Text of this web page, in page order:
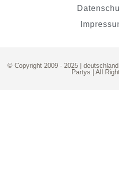
© Copyright 2009 - 2025 |
Partys | All